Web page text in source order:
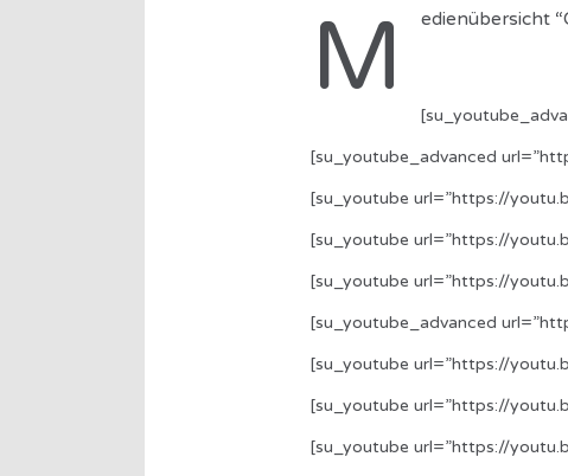
M edienübersicht
[su_youtube_advanced
[su_youtube url=”https://
[su_youtube url=”https://
[su_youtube url=”https://
[su_youtube_advanced
[su_youtube url=”https://
[su_youtube url=”https://
[su_youtube url=”https://